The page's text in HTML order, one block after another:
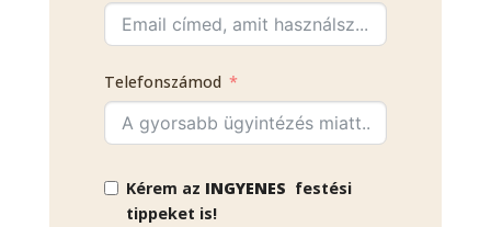
Telefonszámod
Kérem az INGYENES festési
tippeket is!